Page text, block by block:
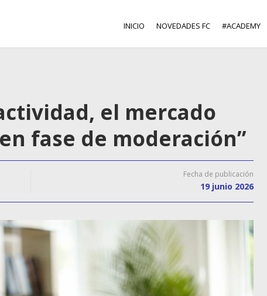
INICIO NOVEDADES FC #ACADEMY
el mercado
fase de moderación”
Fecha de publicación
19 junio 2026